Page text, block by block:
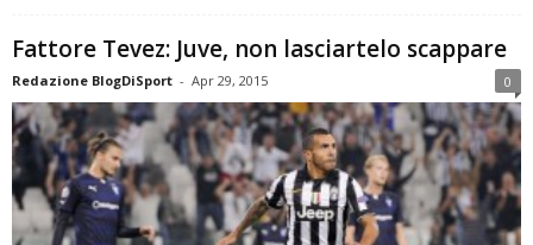
Fattore Tevez: Juve, non lasciartelo scappare
Redazione BlogDiSport - Apr 29, 2015 0